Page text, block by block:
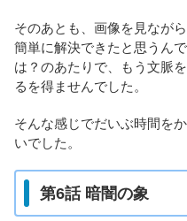
そのあとも、画像を見なが
簡単に解決できたと思うん
は？のあたりで、もう文脈
るを得ませんでした。
そんな感じでだいぶ時間を
いでした。
第6話 暗闇の象